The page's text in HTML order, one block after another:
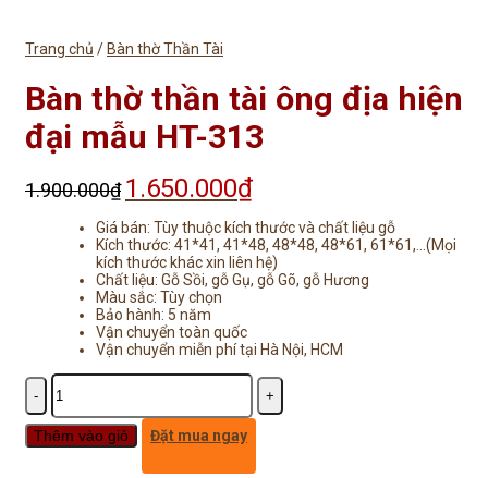
Trang chủ / Bàn thờ Thần Tài
Bàn thờ thần tài ông địa hiện
đại mẫu HT-313
1.900.000₫ Giá
gốc
là:
1.900.000₫.
1.650.000₫Giá
tại
là:
1.650.000₫.
Giá bán: Tùy thuộc kích thước và chất liệu gỗ
Kích thước: 41*41, 41*48, 48*48, 48*61, 61*61,…(Mọi
kích thước khác xin liên hệ)
Chất liệu: Gỗ Sồi, gỗ Gụ, gỗ Gõ, gỗ Hương
Màu sắc: Tùy chọn
Bảo hành: 5 năm
Vận chuyển toàn quốc
Vận chuyển miễn phí tại Hà Nội, HCM
Số
lượng
Thêm vào giỏ Đặt mua ngay